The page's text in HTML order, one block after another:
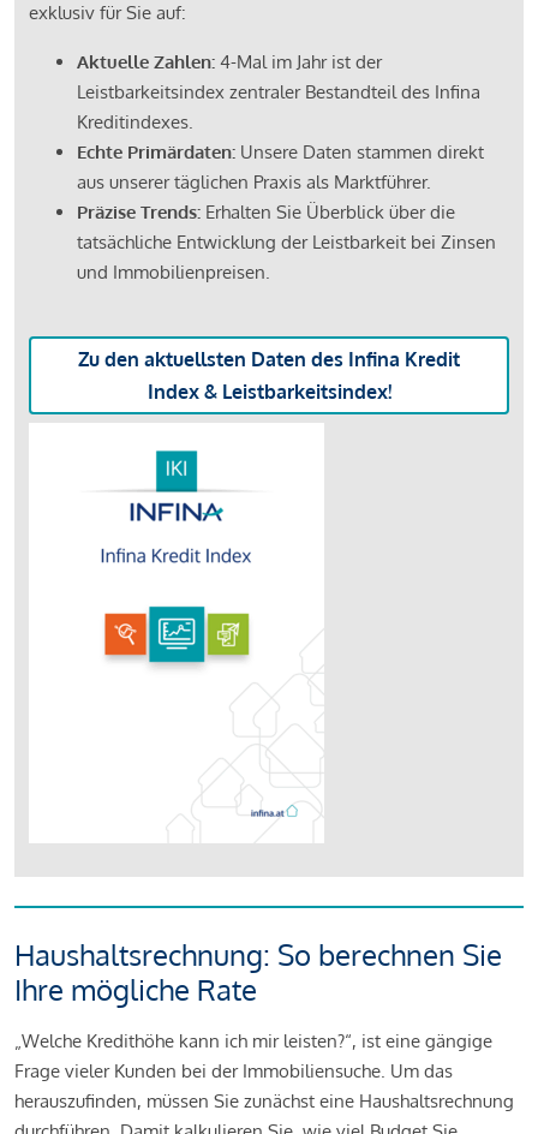
exklusiv für Sie auf:
Aktuelle Zahlen: 4-Mal im Jahr ist der
Leistbarkeitsindex zentraler Bestandteil des Infina
Kreditindexes.
Echte Primärdaten: Unsere Daten stammen direkt
aus unserer täglichen Praxis als Marktführer.
Präzise Trends: Erhalten Sie Überblick über die
tatsächliche Entwicklung der Leistbarkeit bei Zinsen
und Immobilienpreisen.
Zu den aktuellsten Daten des Infina Kredit
Index & Leistbarkeitsindex!
Haushaltsrechnung: So berechnen Sie
Ihre mögliche Rate
„Welche Kredithöhe kann ich mir leisten?“, ist eine gängige
Frage vieler Kunden bei der Immobiliensuche. Um das
herauszufinden, müssen Sie zunächst eine Haushaltsrechnung